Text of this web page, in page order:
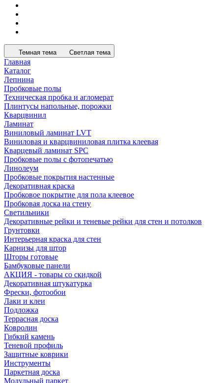
Темная тема Светлая тема
Главная
Каталог
Лепнина
Пробковые полы
Техническая пробка и агломерат
Плинтусы напольные, порожки
Кварцвинил
Ламинат
Виниловый ламинат LVT
Виниловая и кварцвиниловая плитка клеевая
Кварцевый ламинат SPC
Пробковые полы с фотопечатью
Линолеум
Пробковые покрытия настенные
Декоративная краска
Пробковое покрытие для пола клеевое
Пробковая доска на стену
Светильники
Декоративные рейки и теневые рейки для стен и потолков
Грунтовки
Интерьерная краска для стен
Карнизы для штор
Шторы готовые
Бамбуковые панели
АКЦИЯ - товары со скидкой
Декоративная штукатурка
Фрески, фотообои
Лаки и клеи
Подложка
Террасная доска
Ковролин
Гибкий камень
Теневой профиль
Защитные коврики
Инструменты
Паркетная доска
Модульный паркет